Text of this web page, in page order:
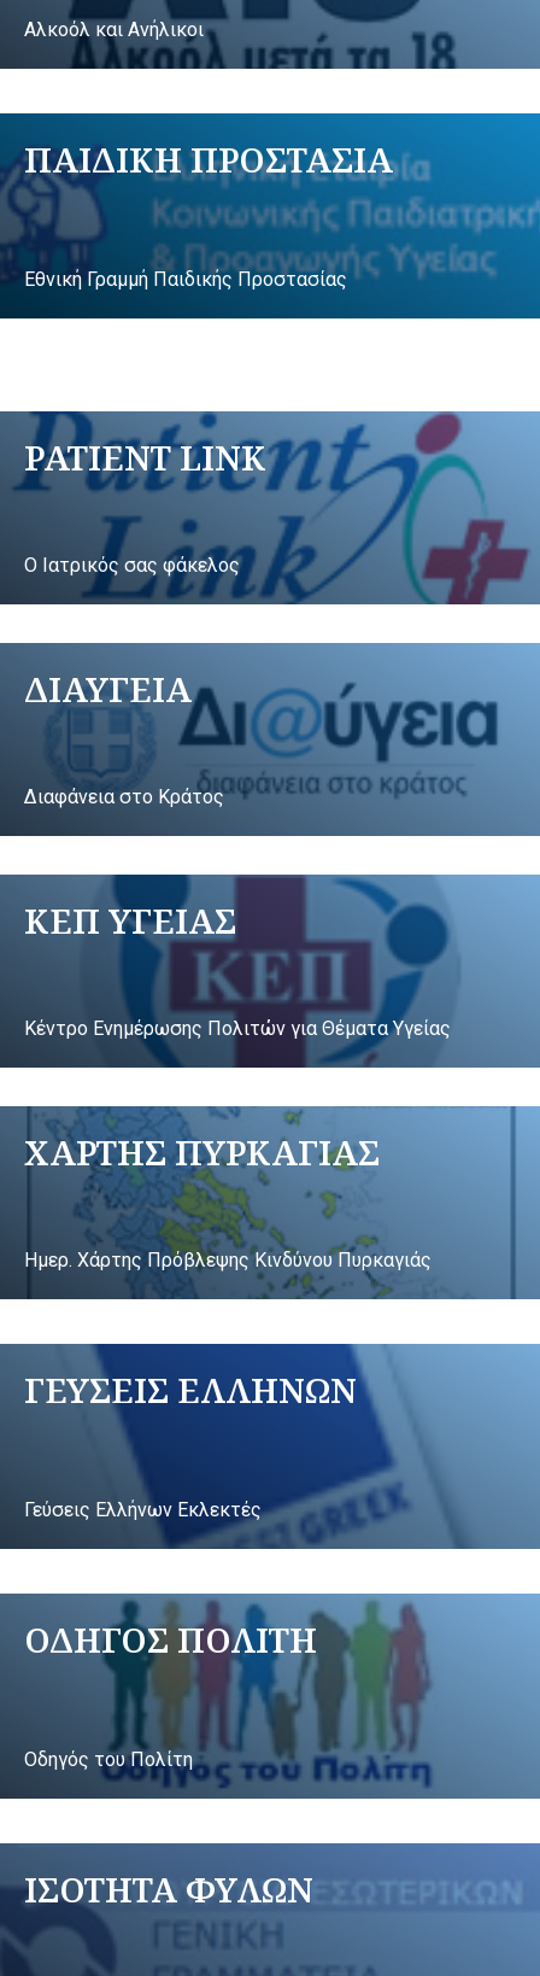
Αλκοόλ και Ανήλικοι
ΠΑΙΔΙΚΗ ΠΡΟΣΤΑΣΙΑ
Εθνική Γραμμή Παιδικής Προστασίας
PATIENT LINK
Ο Ιατρικός σας φάκελος
ΔΙΑΥΓΕΙΑ
Διαφάνεια στο Κράτος
ΚΕΠ ΥΓΕΙΑΣ
Κέντρο Ενημέρωσης Πολιτών για Θέματα Υγείας
ΧΑΡΤΗΣ ΠΥΡΚΑΓΙΑΣ
Ημερ. Χάρτης Πρόβλεψης Κινδύνου Πυρκαγιάς
ΓΕΥΣΕΙΣ ΕΛΛΗΝΩΝ
Γεύσεις Ελλήνων Εκλεκτές
ΟΔΗΓΟΣ ΠΟΛΙΤΗ
Οδηγός του Πολίτη
ΙΣΟΤΗΤΑ ΦΥΛΩΝ